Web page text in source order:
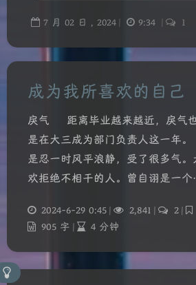
7 月 02 日 , 2024 | 9:34 | 1
成为我所喜欢的自己
戾气 距离毕业越来越近，戾气
是在大三成为部门负责人这一年
是忍一时风平浪静，受了很多气
欢拒绝不相干的人。曾自诩是一
2024-6-29 0:45 | 2,841 | 2 |
905 字 | 4 分钟